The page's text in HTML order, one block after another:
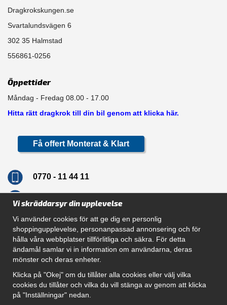
Dragkrokskungen.se
Svartalundsvägen 6
302 35 Halmstad
556861-0256
Öppettider
Måndag - Fredag 08.00 - 17.00
Hitta rätt dragkrok till din bil genom att klicka här.
Få offert Monterat & Klart
0770 - 11 44 11
Navigation
Hur beställer jag
Gör Det Själv Paket
Montera dragkrok
SUPPORT
Vi skräddarsyr din upplevelse
Vi använder cookies för att ge dig en personlig
shoppingupplevelse, personanpassad annonsering och för
hålla våra webbplatser tillförlitliga och säkra. För detta
ändamål samlar vi in information om användarna, deras
mönster och deras enheter.
Klicka på "Okej" om du tillåter alla cookies eller välj vilka
cookies du tillåter och vilka du vill stänga av genom att klicka
på "Inställningar" nedan.